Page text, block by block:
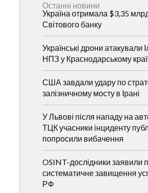
Останні новини
Україна отримала $3,35
Світового банку
Українські дрони атакували
НПЗ у Краснодарському краї
США завдали удару по
залізничному мосту в Ірані
У Львові після нападу на
ТЦК учасники інциденту
попросили вибачення
OSINT-дослідники заявили
систематичне завищення
РФ